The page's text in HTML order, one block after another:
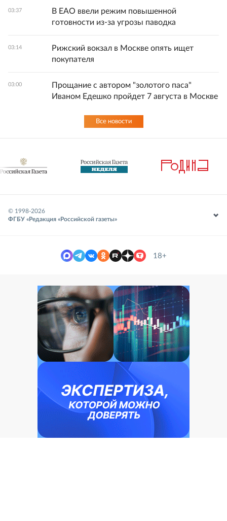
03:37
В ЕАО ввели режим повышенной
готовности из-за угрозы паводка
03:14
Рижский вокзал в Москве опять ищет
покупателя
03:00
Прощание с автором "золотого паса"
Иваном Едешко пройдет 7 августа в Москве
Все новости
© 1998-2026
ФГБУ «Редакция «Российской газеты»
18+